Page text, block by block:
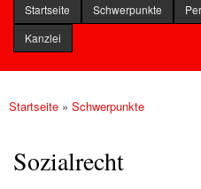
Startseite Schwerpunkte
Kanzlei
Sie sind hier
Startseite » Schwerpunkte
Sozialrecht